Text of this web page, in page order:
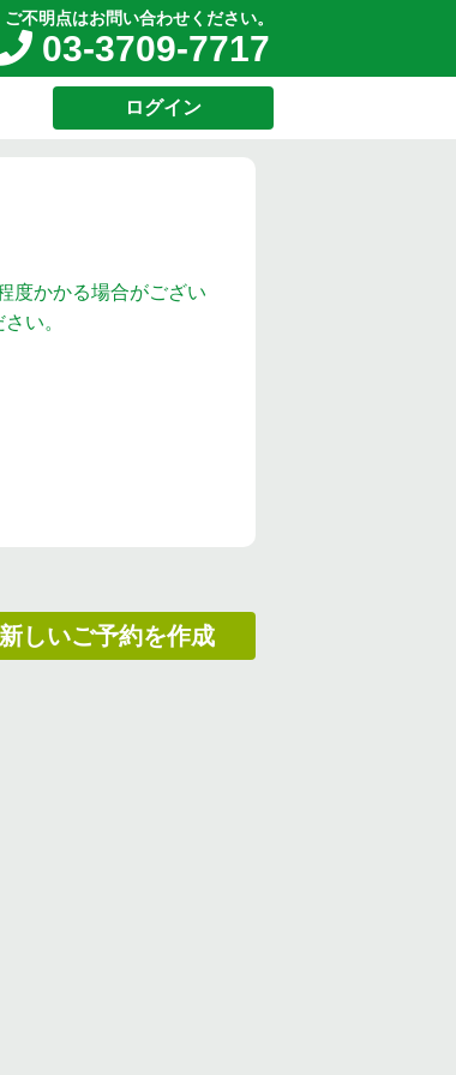
ご不明点はお問い合わせください。
03-3709-7717
ログイン
度かかる場合がござい
い。